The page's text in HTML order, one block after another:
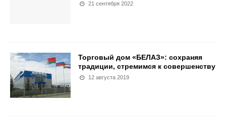
21 сентября 2022
Торговый дом «БЕЛАЗ»: сохраняя
традиции, стремимся к совершенству
12 августа 2019